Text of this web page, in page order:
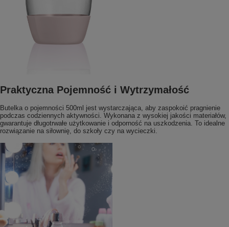
Praktyczna Pojemność i Wytrzymałość
Butelka o pojemności 500ml jest wystarczająca, aby zaspokoić pragnienie
podczas codziennych aktywności. Wykonana z wysokiej jakości materiałów,
gwarantuje długotrwałe użytkowanie i odporność na uszkodzenia. To idealne
rozwiązanie na siłownię, do szkoły czy na wycieczki.